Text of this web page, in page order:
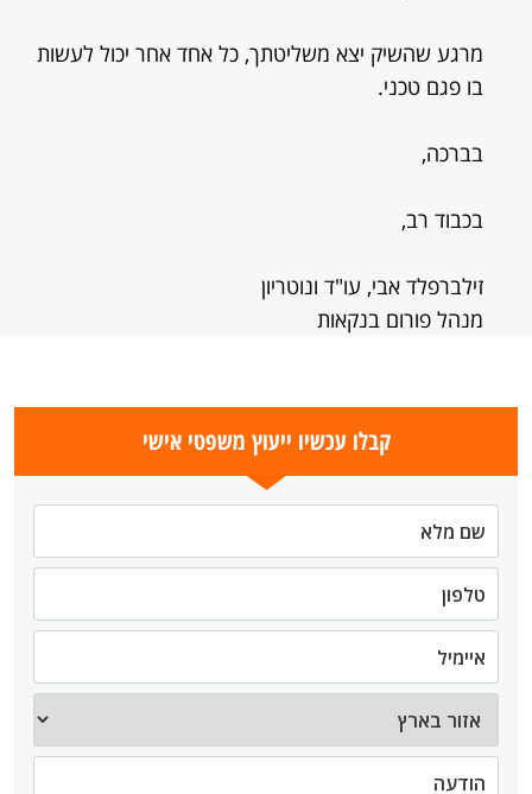
מרגע שהשיק יצא משליטתך, כל אחד אחר יכול לעשות
בו פגם טכני.
בברכה,
בכבוד רב,
זילברפלד אבי, עו"ד ונוטריון
מנהל פורום בנקאות
קבלו עכשיו ייעוץ משפטי אישי